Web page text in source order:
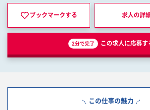
ブックマークする 求人の詳
2分で完了 この求人に応募す
この仕事の魅力